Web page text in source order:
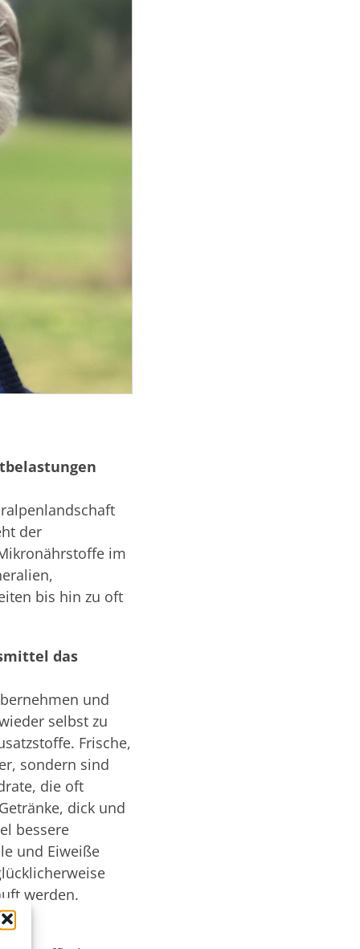
der
im
bis hin zu oft
das
und
selbst zu
Frische,
sondern sind
die oft
dick und
bessere
und Eiweiße
werden.